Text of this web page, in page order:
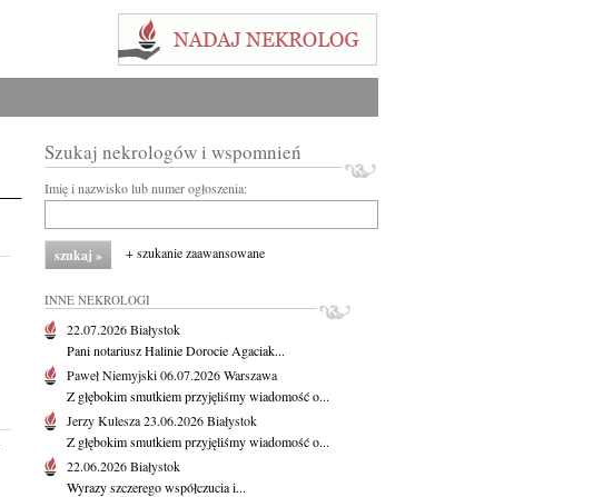
Szukaj nekrologów i wspomnień
Imię i nazwisko lub numer ogłoszenia:
+ szukanie zaawansowane
INNE NEKROLOGI
22.07.2026Białystok
Pani notariusz Halinie Dorocie Agaciak...
Paweł Niemyjski06.07.2026Warszawa
Z głębokim smutkiem przyjęliśmy wiadomość o...
Jerzy Kulesza23.06.2026Białystok
Z głębokim smutkiem przyjęliśmy wiadomość o...
22.06.2026Białystok
Wyrazy szczerego współczucia i...